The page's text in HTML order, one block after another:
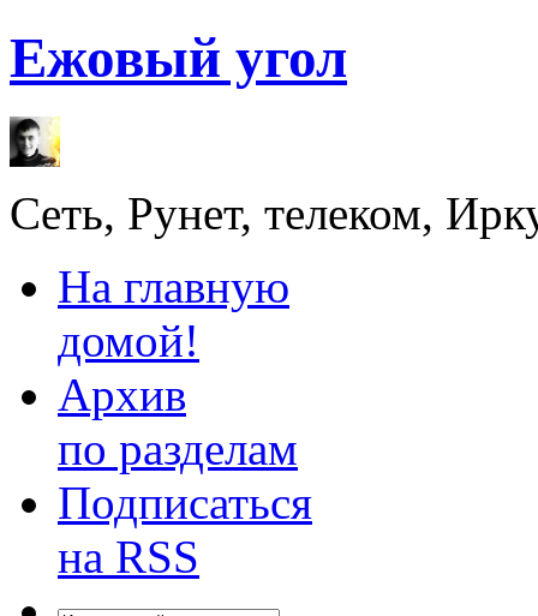
Ежовый угол
Сеть, Рунет, телеком,
На главную
домой!
Архив
по разделам
Подписаться
на RSS